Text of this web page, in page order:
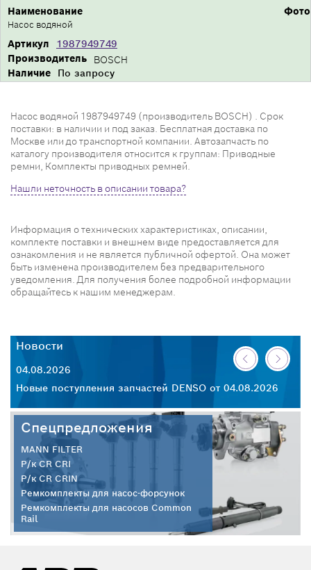
Фото
Производитель BOSCH
Артикул 1987949749
Наименование
Насос водяной
Наличие По запросу
Насос водяной 1987949749 (производитель BOSCH) . Срок
поставки: в наличии и под заказ. Бесплатная доставка по
Москве или до транспортной компании. Автозапчасть по
каталогу производителя относится к группам: Приводные
ремни, Комплекты приводных ремней.
Нашли неточность в описании товара?
Информация о технических характеристиках, описании,
комплекте поставки и внешнем виде предоставляется для
ознакомления и не является публичной офертой. Она может
быть изменена производителем без предварительного
уведомления. Для получения более подробной информации
обращайтесь к нашим менеджерам.
Новости
04.08.2026
Новые поступления запчастей DENSO от 04.08.2026
Спецпредложения
MANN FILTER
Р/к CR CRI
Р/к CR CRIN
Ремкомплекты для насос-форсунок
Ремкомплекты для насосов Common
Rail